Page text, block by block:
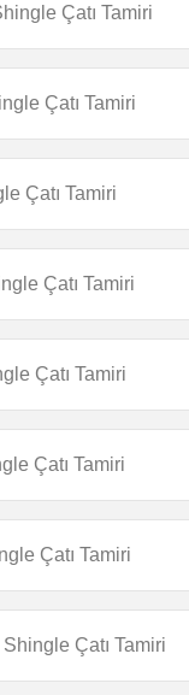
Çatı Tamiri
Çatı Tamiri
Çatı Tamiri
Çatı Tamiri
Çatı Tamiri
Çatı Tamiri
Çatı Tamiri
Shingle Çatı Tamiri